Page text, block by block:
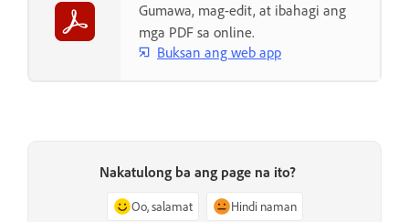
Gumawa, mag-edit, at ibahagi ang
mga PDF sa online.
Buksan ang web app
Nakatulong ba ang page na ito?
Oo, salamat Hindi naman